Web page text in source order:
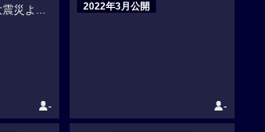
災よ...
-
2022年3月公開
-